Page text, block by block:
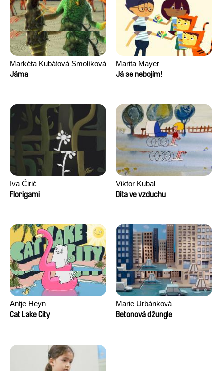
Anthony Trefleze
Markéta Kubátová Smolíková
Jáma
Marita Mayer
Já se nebojím!
Iva Ćirić
Florigami
Viktor Kubal
Dita ve vzduchu
Antje Heyn
Cat Lake City
Marie Urbánková
Betonová džungle